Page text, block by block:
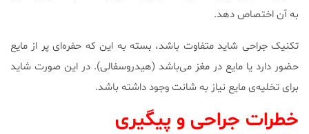
به آن اختصاص دهد.
تکنیک جراحی شاید متفاوت باشد، بسته به این که حفره‌ای پر از مایع
حضور دارد یا مایع در مغز می‌باشد (هیدروسفالی). در این صورت شاید
برای تخلیه‌ی مایع نیاز به شانت وجود داشته باشد.
خطرات جراحی و پیگیری